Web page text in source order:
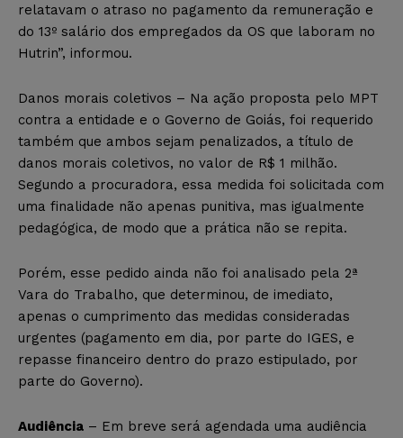
relatavam o atraso no pagamento da remuneração e
do 13º salário dos empregados da OS que laboram no
Hutrin”, informou.
Danos morais coletivos – Na ação proposta pelo MPT
contra a entidade e o Governo de Goiás, foi requerido
também que ambos sejam penalizados, a título de
danos morais coletivos, no valor de R$ 1 milhão.
Segundo a procuradora, essa medida foi solicitada com
uma finalidade não apenas punitiva, mas igualmente
pedagógica, de modo que a prática não se repita.
Porém, esse pedido ainda não foi analisado pela 2ª
Vara do Trabalho, que determinou, de imediato,
apenas o cumprimento das medidas consideradas
urgentes (pagamento em dia, por parte do IGES, e
repasse financeiro dentro do prazo estipulado, por
parte do Governo).
Audiência – Em breve será agendada uma audiência